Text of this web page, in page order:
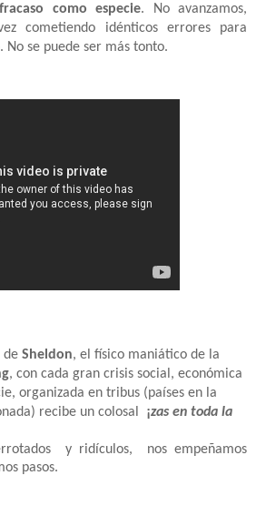
fracaso como especie. No avanzamos,
cometiendo idénticos errores para
No se puede ser más tonto.
de Sheldon, el físico maniático de la
, con cada gran crisis social, económica
organizada en tribus (países en la
recibe un colosal
¡zas en toda la
y ridículos,
nos empeñamos
pasos.